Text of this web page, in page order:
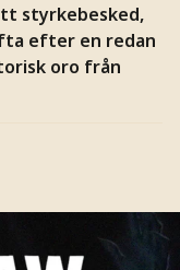
styrkebesked,
efter en redan
oro från